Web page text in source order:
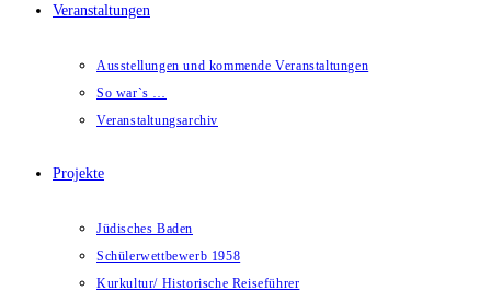
Veranstaltungen
Ausstellungen und kommende Veranstaltungen
So war`s …
Veranstaltungsarchiv
Projekte
Jüdisches Baden
Schülerwettbewerb 1958
Kurkultur/ Historische Reiseführer